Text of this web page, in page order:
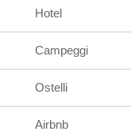
Hotel
Campeggi
Ostelli
Airbnb